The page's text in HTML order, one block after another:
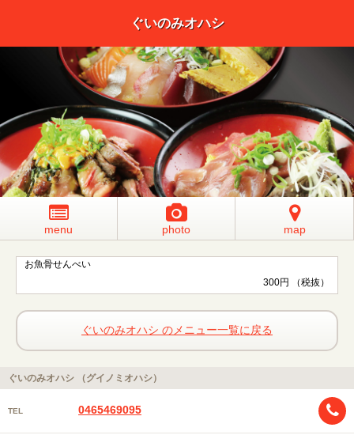
ぐいのみオハシ
menu photo map
お魚骨せんべい
300円 （税抜）
ぐいのみオハシ のメニュー一覧に戻る
ぐいのみオハシ （グイノミオハシ）
TEL 0465469095